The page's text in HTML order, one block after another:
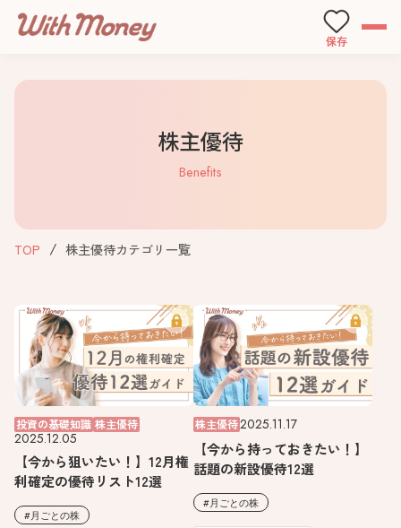
保存
株主優待
Benefits
TOP 株主優待カテゴリ一覧
投資の基礎知識 株主優待
2025.12.05
【今から狙いたい！】12月権
利確定の優待リスト12選
月ごとの株
株主優待2025.11.17
【今から持っておきたい！】
話題の新設優待12選
月ごとの株